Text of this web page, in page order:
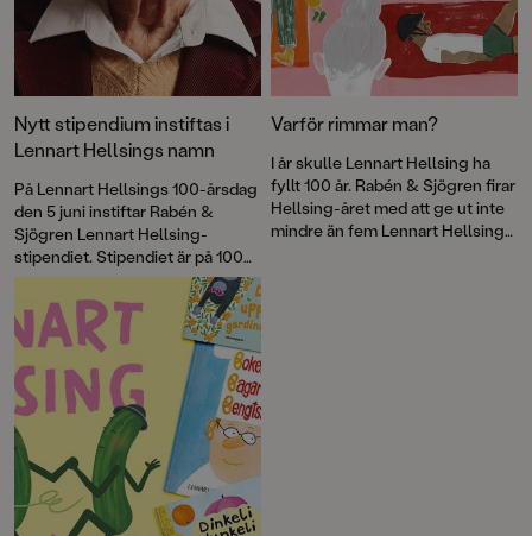
Nytt stipendium instiftas i
Lennart Hellsings namn
På Lennart Hellsings 100-årsdag
den 5 juni instiftar Rabén &
Sjögren Lennart Hellsing-
stipendiet. Stipendiet är på 100
000 kronor och ska delas ut
varje år på författarens
födelsedag till
bilderboksskapare som verkar i
Hellsings anda.
Varför rimmar man?
I år skulle Lennart Hellsing ha
fyllt 100 år. Rabén & Sjögren firar
Hellsing-året med att ge ut inte
mindre än fem Lennart Hellsing-